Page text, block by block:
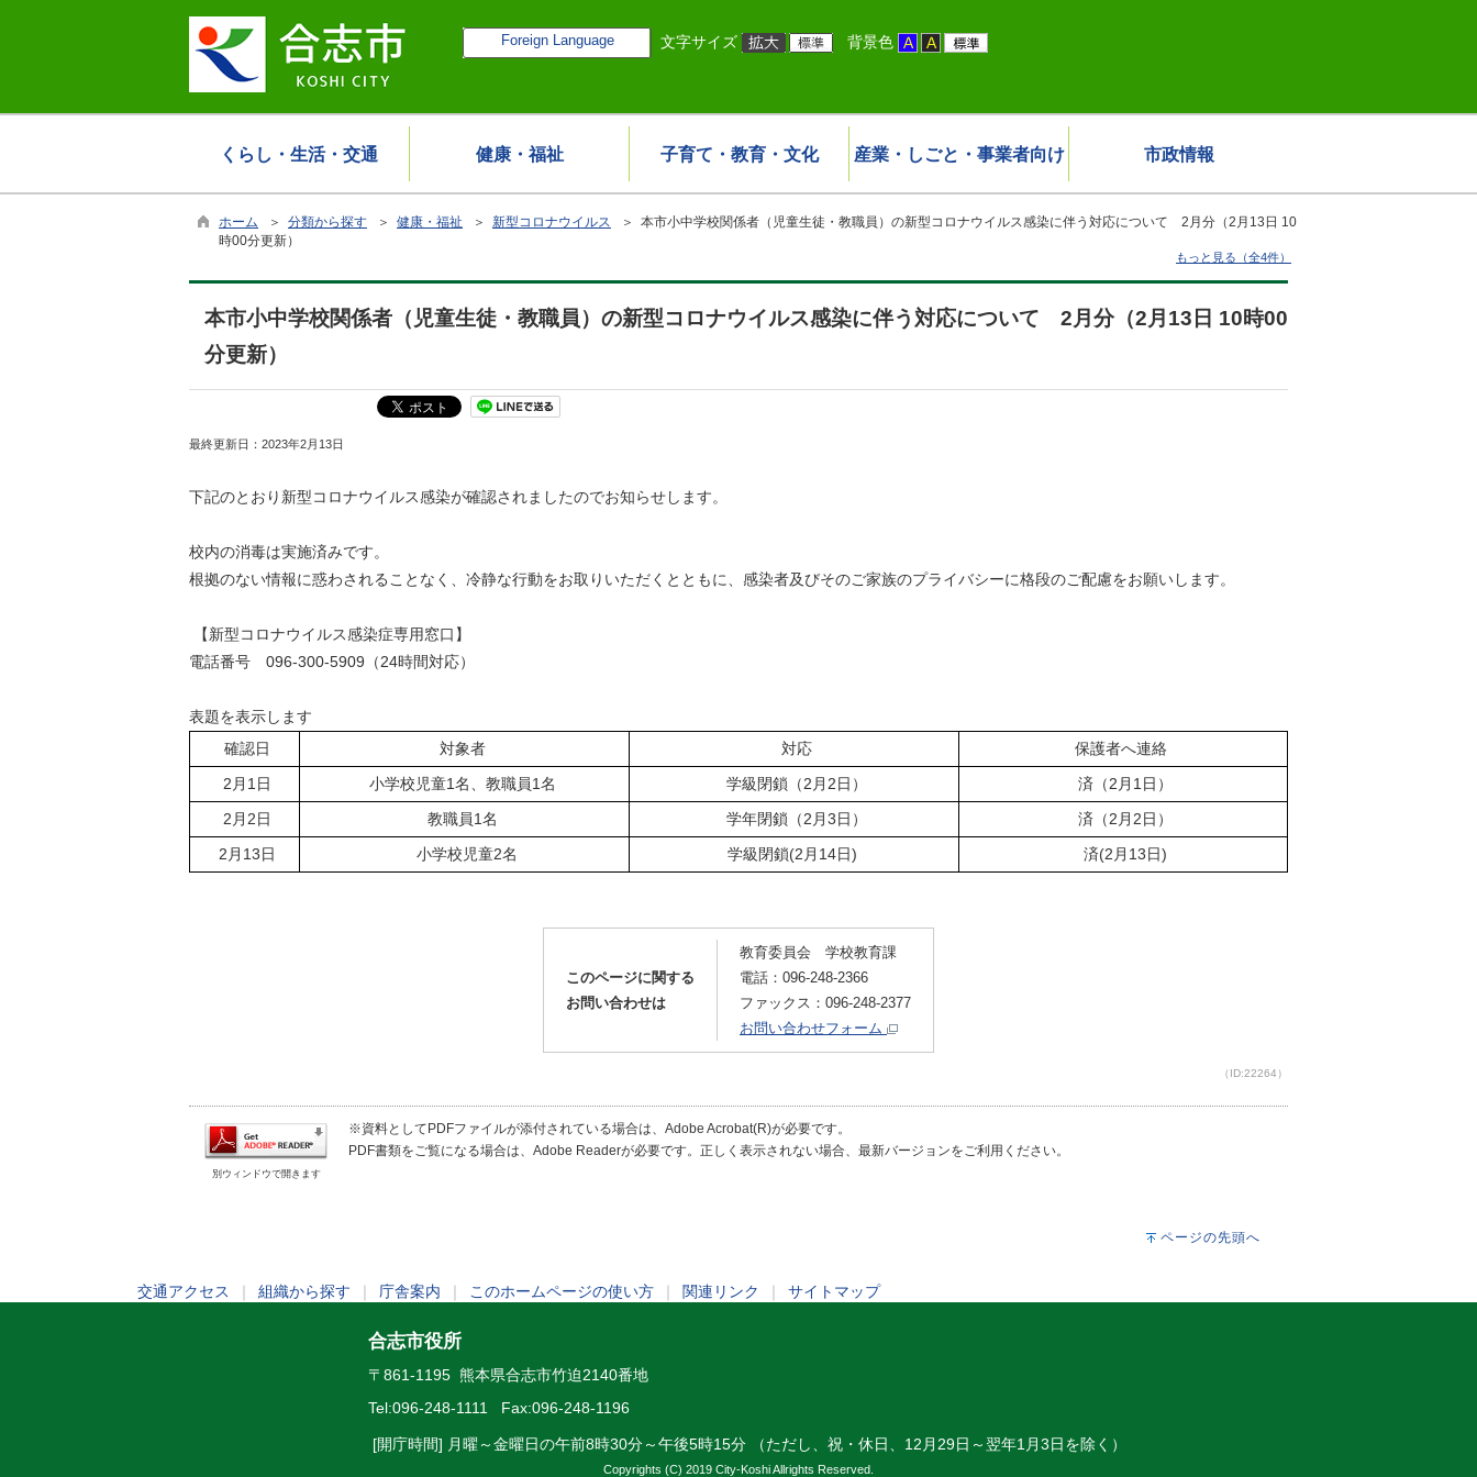
Foreign Language 文字サイズ 背景色
くらし・生活・交通 健康・福祉 子育て・教育・文化 産業・しごと・事業者向け 市政情報
ホーム ＞ 分類から探す ＞ 健康・福祉 ＞ 新型コロナウイルス ＞ 本市小中学校関係者（児童生徒・教職員）の新型コロナウイルス感染に伴う対応について 2月分（2月13日 10
時00分更新）
もっと見る（全4件）
本市小中学校関係者（児童生徒・教職員）の新型コロナウイルス感染に伴う対応について 2月分（2月13日 10時00
分更新）
最終更新日： 2023年2月13日
下記のとおり新型コロナウイルス感染が確認されましたのでお知らせします。
校内の消毒は実施済みです。
根拠のない情報に惑わされることなく、冷静な行動をお取りいただくとともに、感染者及びそのご家族のプライバシーに格段のご配慮をお願いします。
【新型コロナウイルス感染症専用窓口】
電話番号 096-300-5909（24時間対応）
表題を表示します
確認日
対象者 対応
保護者へ連絡
2月1日
小学校児童1名、教職員1名 学級閉鎖（2月2日）
済（2月1日）
2月2日
教職員1名 学年閉鎖（2月3日）
済（2月2日）
2月13日
小学校児童2名 学級閉鎖(2月14日) 済(2月13日)
このページに関する
お問い合わせは
教育委員会 学校教育課
電話：096-248-2366
ファックス：096-248-2377
お問い合わせフォーム
（ID:22264）
別ウィンドウで開きます
※資料としてPDFファイルが添付されている場合は、Adobe Acrobat(R)が必要です。
PDF書類をご覧になる場合は、Adobe Readerが必要です。正しく表示されない場合、最新バージョンをご利用ください。
ページの先頭へ
交通アクセス 組織から探す 庁舎案内 このホームページの使い方 関連リンク サイトマップ
合志市役所
〒861-1195 熊本県合志市竹迫2140番地
Tel:096-248-1111 Fax:096-248-1196
[開庁時間] 月曜～金曜日の午前8時30分～午後5時15分 （ただし、祝・休日、12月29日～翌年1月3日を除く）
Copyrights (C) 2019 City-Koshi Allrights Reserved.